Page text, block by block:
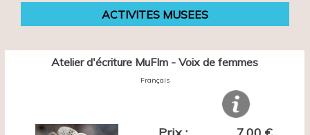
ACTIVITES MUSEES
Atelier d'écriture MuFIm - Voix de femmes
Français